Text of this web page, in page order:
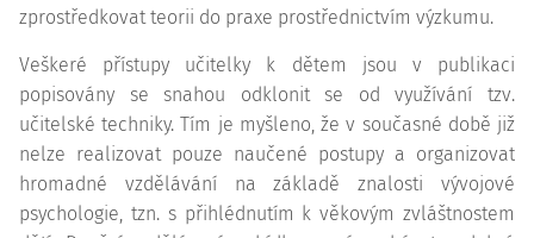
zprostředkovat teorii do praxe prostřednictvím výzkumu.
Veškeré přístupy učitelky k dětem jsou v publikaci
popisovány se snahou odklonit se od využívání tzv.
učitelské techniky. Tím je myšleno, že v současné době již
nelze realizovat pouze naučené postupy a organizovat
hromadné vzdělávání na základě znalosti vývojové
psychologie, tzn. s přihlédnutím k věkovým zvláštnostem